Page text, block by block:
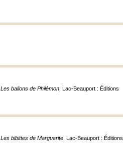
Les ballons de Philémon , Lac-Beauport : Éditions
Les bibittes de Marguerite , Lac-Beauport : Éditions